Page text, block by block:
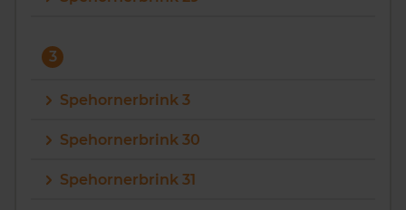
3
Spehornerbrink 3
Spehornerbrink 30
Spehornerbrink 31